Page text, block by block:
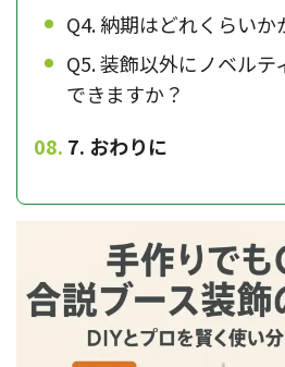
Q4. 納期はどれくらいか
Q5. 装飾以外にノベル
できますか？
7. おわりに